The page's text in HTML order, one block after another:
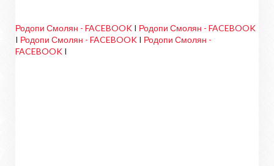
Родопи Смолян - FACEBOOK I Родопи Смолян - FACEBOOK
I Родопи Смолян - FACEBOOK I Родопи Смолян -
FACEBOOK I